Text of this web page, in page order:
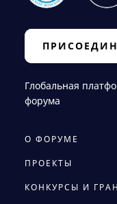
Глобальная
форума
О ФОРУМЕ
ПРОЕКТЫ
КОНКУРСЫ И